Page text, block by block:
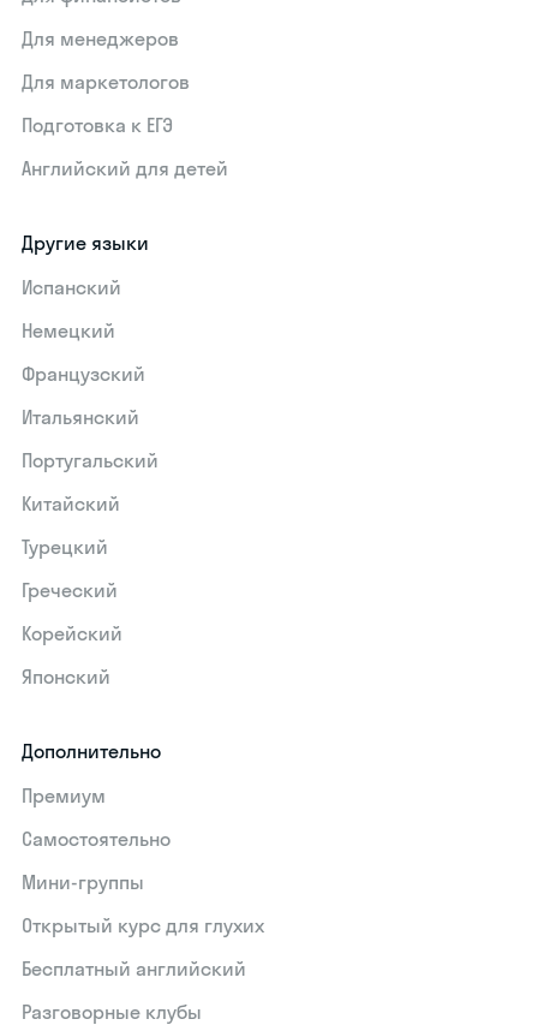
Для менеджеров
Для маркетологов
Подготовка к ЕГЭ
Английский для детей
Другие языки
Испанский
Немецкий
Французский
Итальянский
Португальский
Китайский
Турецкий
Греческий
Корейский
Японский
Дополнительно
Премиум
Самостоятельно
Мини-группы
Открытый курс для глухих
Бесплатный английский
Разговорные клубы